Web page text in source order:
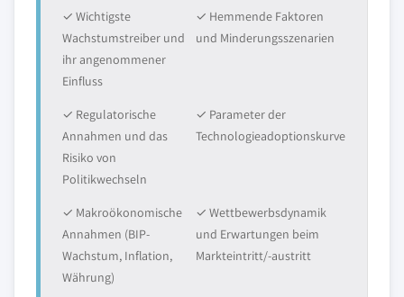
✓ Wichtigste
Wachstumstreiber und
ihr angenommener
Einfluss
✓ Hemmende Faktoren
und Minderungsszenarien
✓ Regulatorische
Annahmen und das
Risiko von
Politikwechseln
✓ Parameter der
Technologieadoptionskurve
✓ Makroökonomische
Annahmen (BIP-
Wachstum, Inflation,
Währung)
✓ Wettbewerbsdynamik
und Erwartungen beim
Markteintritt/-austritt